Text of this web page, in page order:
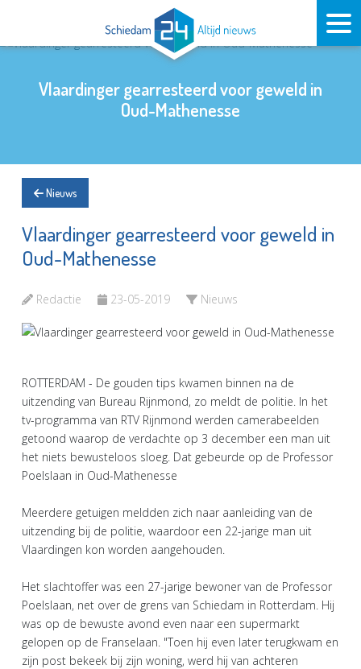
Vlaardinger gearresteerd voor geweld in
Oud-Mathenesse
Nieuws
Vlaardinger gearresteerd voor geweld in
Oud-Mathenesse
Redactie 23-05-2019 Nieuws
ROTTERDAM - De gouden tips kwamen binnen na de
uitzending van Bureau Rijnmond, zo meldt de politie. In het
tv-programma van RTV Rijnmond werden camerabeelden
getoond waarop de verdachte op 3 december een man uit
het niets bewusteloos sloeg. Dat gebeurde op de Professor
Poelslaan in Oud-Mathenesse
Meerdere getuigen meldden zich naar aanleiding van de
uitzending bij de politie, waardoor een 22-jarige man uit
Vlaardingen kon worden aangehouden.
Het slachtoffer was een 27-jarige bewoner van de Professor
Poelslaan, net over de grens van Schiedam in Rotterdam. Hij
was op de bewuste avond even naar een supermarkt
gelopen op de Franselaan. "Toen hij even later terugkwam en
zijn post bekeek bij zijn woning, werd hij van achteren